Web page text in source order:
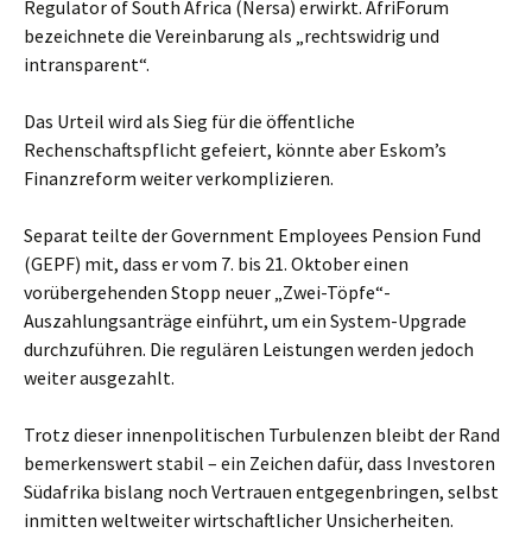
Regulator of South Africa (Nersa) erwirkt. AfriForum
bezeichnete die Vereinbarung als „rechtswidrig und
intransparent“.
Das Urteil wird als Sieg für die öffentliche
Rechenschaftspflicht gefeiert, könnte aber Eskom’s
Finanzreform weiter verkomplizieren.
Separat teilte der Government Employees Pension Fund
(GEPF) mit, dass er vom 7. bis 21. Oktober einen
vorübergehenden Stopp neuer „Zwei-Töpfe“-
Auszahlungsanträge einführt, um ein System-Upgrade
durchzuführen. Die regulären Leistungen werden jedoch
weiter ausgezahlt.
Trotz dieser innenpolitischen Turbulenzen bleibt der Rand
bemerkenswert stabil – ein Zeichen dafür, dass Investoren
Südafrika bislang noch Vertrauen entgegenbringen, selbst
inmitten weltweiter wirtschaftlicher Unsicherheiten.